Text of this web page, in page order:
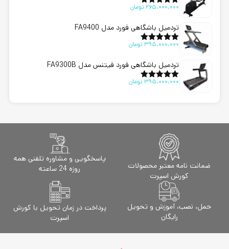
امتیاز5.00
265.000.000 تومان
تردمیل باشگاهی فورد مدل FA9400
امتیاز5.00
395.000.000تومان
تردمیل باشگاهی فورد فیتنس مدل FA9300B
امتیاز5.00
395.000.000تومان
ضمانت نامه معتبر محصولات
کورش اسپرت
پاسخگویی و مشاوره تلفنی همه
روزه 24 ساعته
حمل، نصب، آموزش و تحویل
رایگان
پرداخت در زمان تحویل با کورش
اسپرت